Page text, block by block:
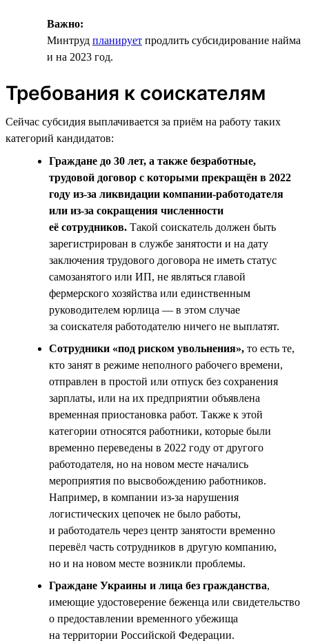
Важно:
Минтруд планирует продлить субсидирование найма
и на 2023 год.
Требования к соискателям
Сейчас субсидия выплачивается за приём на работу таких
категорий кандидатов:
Граждане до 30 лет, а также безработные,
трудовой договор с которыми прекращён в 2022
году из-за ликвидации компании-работодателя
или из-за сокращения численности
её сотрудников. Такой соискатель должен быть
зарегистрирован в службе занятости и на дату
заключения трудового договора не иметь статус
самозанятого или ИП, не являться главой
фермерского хозяйства или единственным
руководителем юрлица — в этом случае
за соискателя работодателю ничего не выплатят.
Сотрудники «под риском увольнения», то есть те,
кто занят в режиме неполного рабочего времени,
отправлен в простой или отпуск без сохранения
зарплаты, или на их предприятии объявлена
временная приостановка работ. Также к этой
категории относятся работники, которые были
временно переведены в 2022 году от другого
работодателя, но на новом месте начались
мероприятия по высвобождению работников.
Например, в компании из-за нарушения
логистических цепочек не было работы,
и работодатель через центр занятости временно
перевёл часть сотрудников в другую компанию,
но и на новом месте возникли проблемы.
Граждане Украины и лица без гражданства,
имеющие удостоверение беженца или свидетельство
о предоставлении временного убежища
на территории Российской Федерации.